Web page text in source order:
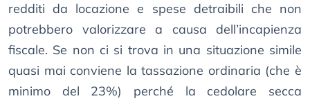
redditi da locazione e spese detraibili che non
potrebbero valorizzare a causa dell’incapienza
fiscale. Se non ci si trova in una situazione simile
quasi mai conviene la tassazione ordinaria (che è
minimo del 23%) perché la cedolare secca